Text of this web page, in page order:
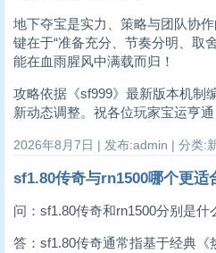
地下夺宝是实力、策略与团队协
键在于“准备充分、节奏分明、取
能在血雨腥风中满载而归！
攻略依据《sf999》最新版本机制
新动态调整。祝各位玩家宝运亨通
2026年8月7日 | 发布:admin | 分类:
sf1.80传奇与rn1500哪个更适
问：sf1.80传奇和rn1500分别是什
答：sf1.80传奇通常指基于经典《